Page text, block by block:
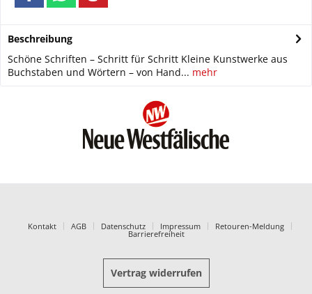
Beschreibung
Schöne Schriften – Schritt für Schritt Kleine Kunstwerke aus
Buchstaben und Wörtern – von Hand... mehr
Kontakt AGB Datenschutz Impressum Retouren-Meldung
Barrierefreiheit
Vertrag widerrufen